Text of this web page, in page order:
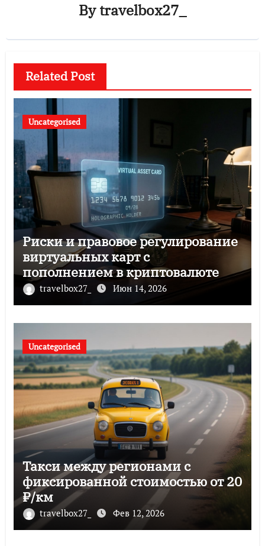
Bytravelbox27_
Related Post
Uncategorised
Риски и правовое регулирование
виртуальных карт с
пополнением в криптовалюте
travelbox27_ Июн 14, 2026
Uncategorised
Такси между регионами с
фиксированной стоимостью от 20
₽/км
travelbox27_ Фев 12, 2026